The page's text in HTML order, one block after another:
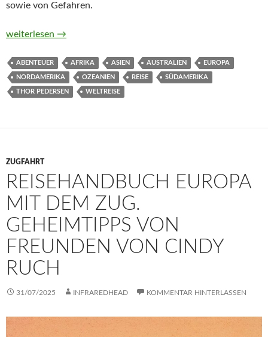
sowie von Gefahren.
The Impossible Journey von Thor Pedersen
weiterlesen →
ABENTEUER AFRIKA ASIEN AUSTRALIEN EUROPA
NORDAMERIKA OZEANIEN REISE SÜDAMERIKA
THOR PEDERSEN WELTREISE
ZUGFAHRT
REISEHANDBUCH EUROPA
MIT DEM ZUG.
GEHEIMTIPPS VON
FREUNDEN VON CINDY
RUCH
31/07/2025 INFRAREDHEAD KOMMENTAR HINTERLASSEN